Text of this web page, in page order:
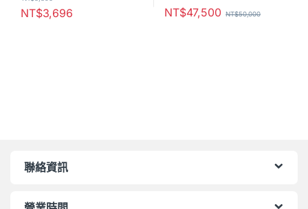
NT$3,696 NT$47,500 NT$50,000
聯絡資訊